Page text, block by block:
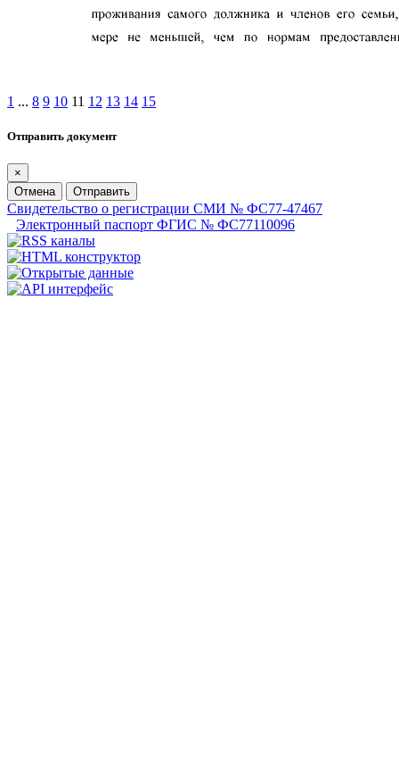
1 ... 8 9 10 11 12 13 14 15
Отправить документ
×
Отмена
Отправить
Свидетельство о регистрации СМИ № ФС77-47467
Электронный паспорт ФГИС № ФС77110096